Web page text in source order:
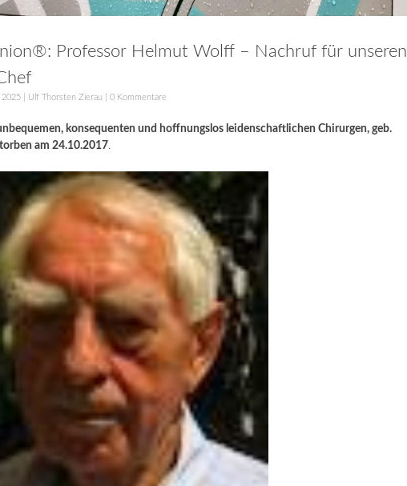
Professor Helmut Wolff – Nachruf für unseren
2025 Ulf Thorsten Zierau 0 Kommentare
konsequenten und hoffnungslos leidenschaftlichen Chirurgen, geb.
am 24.10.2017.